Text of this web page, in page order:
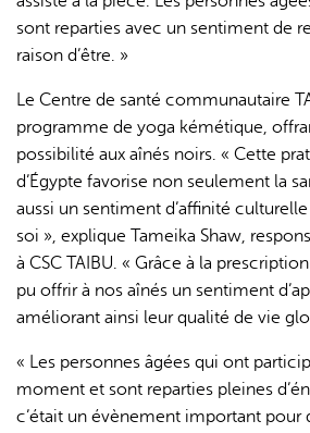
sont reparties avec un sentiment de
raison d’être. »
Le Centre de santé communautaire
programme de yoga kémétique,
possibilité aux aînés noirs. « Cette
d’Égypte favorise non seulement la
aussi un sentiment d’affinité
soi », explique Tameika Shaw,
à CSC TAIBU. « Grâce à la
pu offrir à nos aînés un sentiment
améliorant ainsi leur qualité de vie
« Les personnes âgées qui ont
moment et sont reparties pleines
c’était un évènement important pour